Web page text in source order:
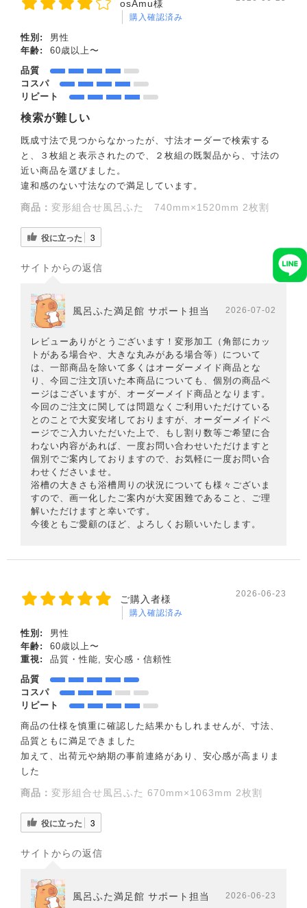
osAmu様
購入確認済み
性別:
男性
年齢:
60歳以上〜
品質
コスパ
リピート
検索が難しい
既成寸法で見つからなかったが、寸法オーダーで検索する
と、３枚組と表示されたので、２枚組の既製品から、寸法の
近い商品を選びました。
違和感のない寸法なので満足しています。
商品： 変形組合せ風呂ふた 740mm×1520mm 2枚割
役に立った 3
サイトからの返信
風呂ふた満足館 サポート担当 2026-07-02
レビューありがとうございます！変形加工（角部にカッ
トがある場合や、大きな丸みがある場合等）について
は、一部商品を除いて多くはオーダーメイド商品とな
り、今回ご注文頂いた本商品についても、個別の商品ペ
ージはございますが、オーダーメイド商品となります。
今回のご注文に関しては問題なくご利用いただけている
とのことで大変安堵しておりますが、オーダーメイドペ
ージでご入力いただいた上で、もし割り数等ご希望に合
わない内容があれば、一度お問い合わせいただけますと
個別でご案内しておりますので、お気軽に一度お問い合
わせくださいませ。
浴槽の大きさも浴槽周りの状況についても様々ございま
すので、画一化したご案内が大変困難であること、ご理
解いただけますと幸いです。
今後ともご愛顧のほど、よろしくお願いいたします。
ご購入者様
購入確認済み
2026-06-23
性別:
男性
年齢:
60歳以上〜
重視:
品質・性能, 安心感・信頼性
品質
コスパ
リピート
商品の仕様を慎重に確認した結果かもしれませんが、寸法、
品質ともに満足できました
加えて、出荷元や納期の事前連絡があり、安心感が高まりま
した
商品： 変形組合せ風呂ふた 670mm×1063mm 2枚割
役に立った 3
サイトからの返信
風呂ふた満足館 サポート担当 2026-06-23